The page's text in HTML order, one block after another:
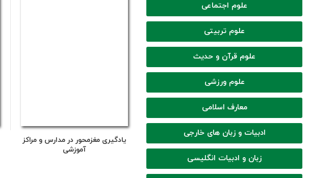
علوم اجتماعی
علوم تربیتی
علوم قرآن و حدیث
علوم ورزشی
معارف اسلامی
ادبیات و زبان های خارجی
زبان و ادبیات انگلیسی
یادگیری مغز‌محور در مدارس و مراکز
آموزشی